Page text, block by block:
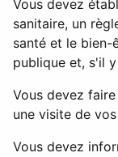
Vous devez
sanitaire, un
santé et le bien-
publique et, s'il
Vous devez
une visite de
Vous devez